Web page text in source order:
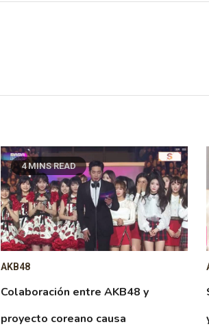
4 MINS READ
AKB48
Colaboración entre AKB48 y
proyecto coreano causa